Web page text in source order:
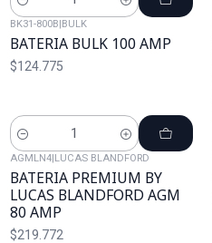
Cantidad
BK31-800B|BULK
BATERIA BULK 100 AMP
$124.775
Cantidad
AGMLN4|LUCAS BLANDFORD
BATERIA PREMIUM BY
LUCAS BLANDFORD AGM
80 AMP
$219.772